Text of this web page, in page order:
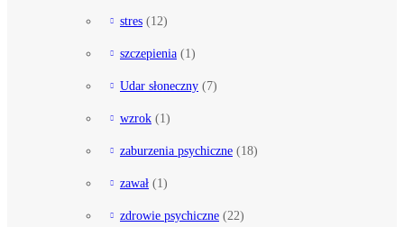
stres (12)
szczepienia (1)
Udar słoneczny (7)
wzrok (1)
zaburzenia psychiczne (18)
zawał (1)
zdrowie psychiczne (22)